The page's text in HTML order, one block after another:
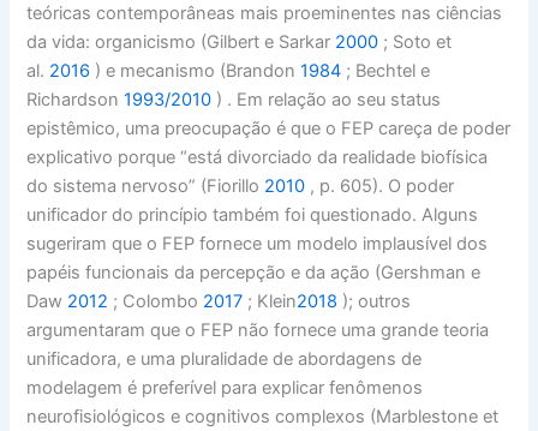
teóricas contemporâneas mais proeminentes nas ciências
da vida: organicismo (Gilbert e Sarkar 2000 ; Soto et
al. 2016 ) e mecanismo (Brandon1984 ; Bechtel e
Richardson1993/2010 ) . Em relação ao seu status
epistêmico, uma preocupação é que o FEP careça de poder
explicativo porque “está divorciado da realidade biofísica
do sistema nervoso” (Fiorillo 2010 , p. 605). O poder
unificador do princípio também foi questionado. Alguns
sugeriram que o FEP fornece um modelo implausível dos
papéis funcionais da percepção e da ação (Gershman e
Daw 2012 ; Colombo 2017 ; Klein2018 ); outros
argumentaram que o FEP não fornece uma grande teoria
unificadora, e uma pluralidade de abordagens de
modelagem é preferível para explicar fenômenos
neurofisiológicos e cognitivos complexos (Marblestone et